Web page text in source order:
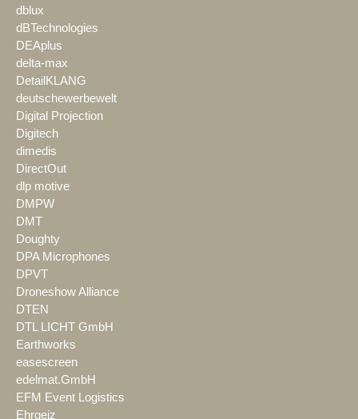
dblux
dBTechnologies
DEAplus
delta-max
DetailKLANG
deutschewerbewelt
Digital Projection
Digitech
dimedis
DirectOut
dlp motive
DMPW
DMT
Doughty
DPA Microphones
DPVT
Droneshow Alliance
DTEN
DTL LICHT GmbH
Earthworks
easescreen
edelmat.GmbH
EFM Event Logistics
Ehrgeiz